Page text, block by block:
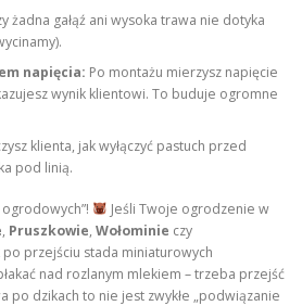
żadna gałąź ani wysoka trawa nie dotyka
napięcia: Po montażu mierzysz napięcie
wynik klientowi. To buduje ogromne
klienta, jak wyłączyć pastuch przed
pod linią.
Jeśli Twoje ogrodzenie w
, Pruszkowie, Wołominie czy
po przejściu stada miniaturowych
nad rozlanym mlekiem – trzeba przejść
po dzikach to nie jest zwykłe „podwiązanie